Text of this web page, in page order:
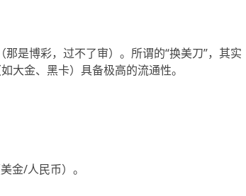
是博彩，过不了审）。所谓的“换美刀”，其实
大金、黑卡）具备极高的流通性。
金/人民币）。